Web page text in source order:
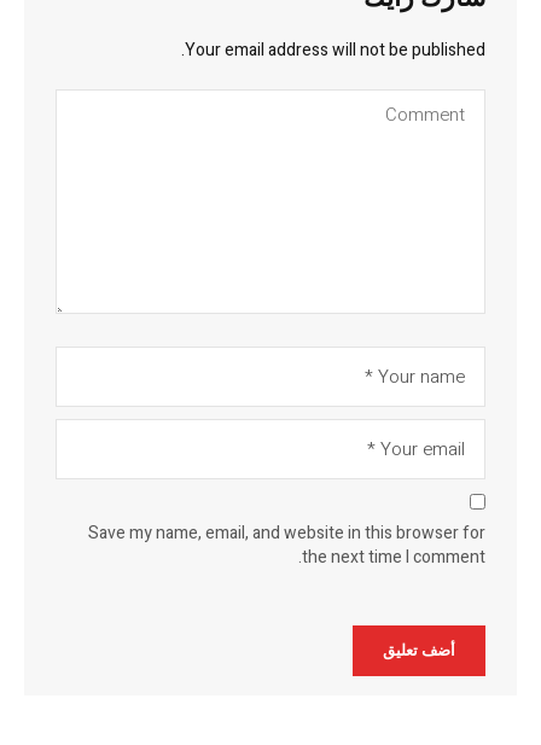
Your email address will not be published.
Save my name, email, and website in this browser for
the next time I comment.